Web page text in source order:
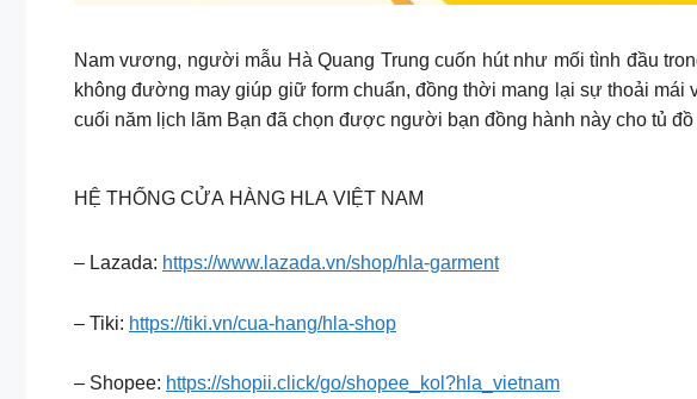
Nam vương, người mẫu Hà Quang Trung cuốn hút như mối tình đầu
không đường may giúp giữ form chuẩn, đồng thời mang lại sự thoải mái
cuối năm lịch lãm ️Bạn đã chọn được người bạn đồng hành này cho tủ
HỆ THỐNG CỬA HÀNG HLA VIỆT NAM
– Lazada: https://www.lazada.vn/shop/hla-garment
– Tiki: https://tiki.vn/cua-hang/hla-shop
– Shopee: https://shopii.click/go/shopee_kol?hla_vietnam